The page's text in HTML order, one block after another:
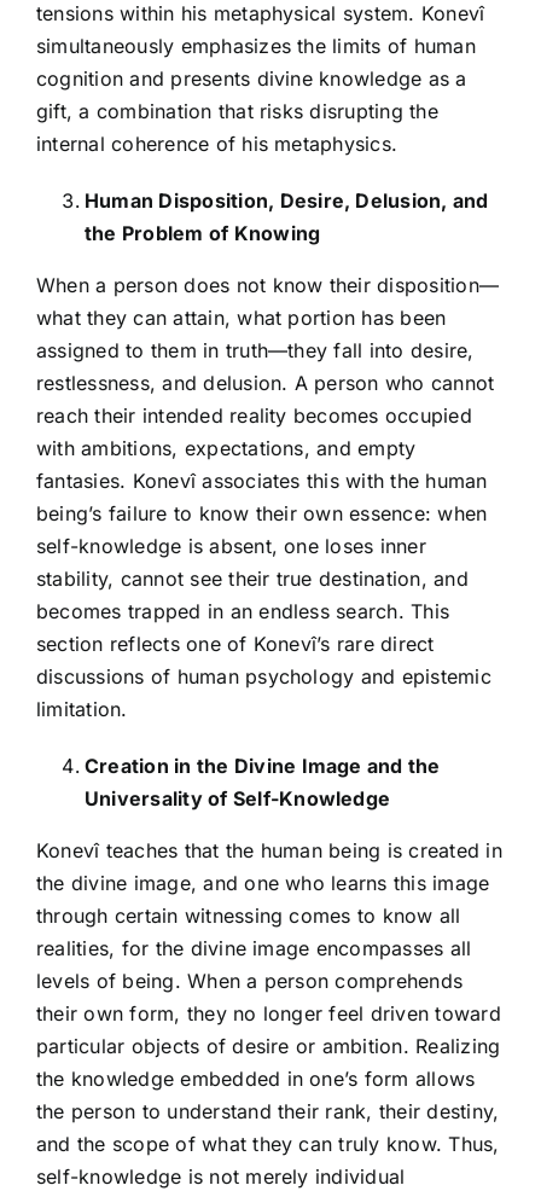
tensions within his metaphysical system. Konevî
simultaneously emphasizes the limits of human
cognition and presents divine knowledge as a
gift, a combination that risks disrupting the
internal coherence of his metaphysics.
Human Disposition, Desire, Delusion, and
the Problem of Knowing
When a person does not know their disposition—
what they can attain, what portion has been
assigned to them in truth—they fall into desire,
restlessness, and delusion. A person who cannot
reach their intended reality becomes occupied
with ambitions, expectations, and empty
fantasies. Konevî associates this with the human
being’s failure to know their own essence: when
self-knowledge is absent, one loses inner
stability, cannot see their true destination, and
becomes trapped in an endless search. This
section reflects one of Konevî’s rare direct
discussions of human psychology and epistemic
limitation.
Creation in the Divine Image and the
Universality of Self-Knowledge
Konevî teaches that the human being is created in
the divine image, and one who learns this image
through certain witnessing comes to know all
realities, for the divine image encompasses all
levels of being. When a person comprehends
their own form, they no longer feel driven toward
particular objects of desire or ambition. Realizing
the knowledge embedded in one’s form allows
the person to understand their rank, their destiny,
and the scope of what they can truly know. Thus,
self-knowledge is not merely individual